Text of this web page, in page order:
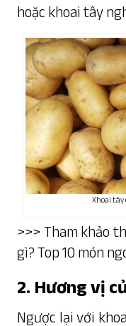
hoặc khoai tây
Khoai tây
>>> Tham khảo
gì? Top 10 món
2. Hương vị
Ngược lại với